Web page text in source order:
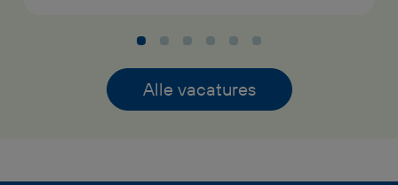
Medewerker Dagdienst krijg je
verantwoordelijkheid, pensioenopbouw
vanaf je eerste werkdag,
Alle vacatures